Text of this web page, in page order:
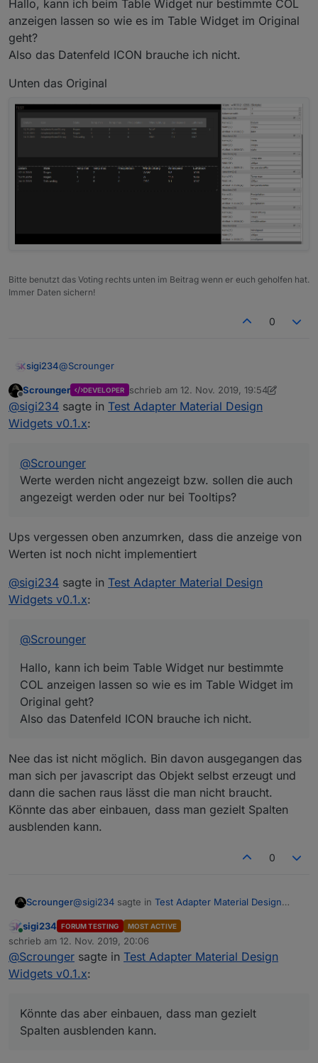
https://github.com/Scrounger/iobroker.vis-
Version für das latest.
Da das mein erster VIS Adapter ist, benötige ich
etwas Unterstützung bei der weiteren Entwicklung
und natürlich Euer Feedback vom testen.
Gemäß den Forumsrichtlinien ist das Thema in die
Kategorie 'Test' umgezogen. Den alten Thread
findet ihr hier und bitte dort auch nachschauen bei
https://forum.iobroker.net/topic/25374/neuer-vis-
Hallo, kann ich beim Table Widget nur bestimmte COL
anzeigen lassen so wie es im Table Widget im Original
geht?
Also das Datenfeld ICON brauche ich nicht.
Unten das Original
Bitte benutzt das Voting rechts unten im Beitrag wenn er euch geholfen hat.
Immer Daten sichern!
0
sigi234@Scrounger
Hallo,
jetzt teste ich schon eine Weile mit dem Widget Line
angezeigt werden oder nur bei Tooltips?
Wie kann ich °C in der Rechten Y Achse anhängen?
Das mit der Zeit unten , wie muss oder was muss ich
wo eingeben das es so aussieht : Mi 15:00
Offline
Scrounger DEVELOPER schrieb am 12. Nov. 2019, 19:54
zuletzt editiert von Scrounger 11. Dez.
@sigi234 sagte in Test Adapter Material Design
Widgets v0.1.x:
@Scrounger
Werte werden nicht angezeigt bzw. sollen die auch
angezeigt werden oder nur bei Tooltips?
Ups vergessen oben anzumrken, dass die anzeige von
Werten ist noch nicht implementiert
@sigi234 sagte in Test Adapter Material Design
Widgets v0.1.x:
@Scrounger
Hallo, kann ich beim Table Widget nur bestimmte
COL anzeigen lassen so wie es im Table Widget im
Original geht?
Also das Datenfeld ICON brauche ich nicht.
Nee das ist nicht möglich. Bin davon ausgegangen das
man sich per javascript das Objekt selbst erzeugt und
dann die sachen raus lässt die man nicht braucht.
Könnte das aber einbauen, dass man gezielt Spalten
ausblenden kann.
0
Scrounger@sigi234 sagte in Test Adapter Material Design
@ Scrounger
Werte werden nicht angezeigt bzw. sollen die
auch angezeigt werden oder nur bei Tooltips?
Ups vergessen oben anzumrken, dass die anzeige
von Werten ist noch nicht implementiert
@Scrounger
Online
sigi234 FORUM TESTING MOST ACTIVE
schrieb am 12. Nov. 2019, 20:06
zuletzt editiert von
@Scrounger sagte in Test Adapter Material Design
Widgets v0.1.x:
Könnte das aber einbauen, dass man gezielt
Spalten ausblenden kann.